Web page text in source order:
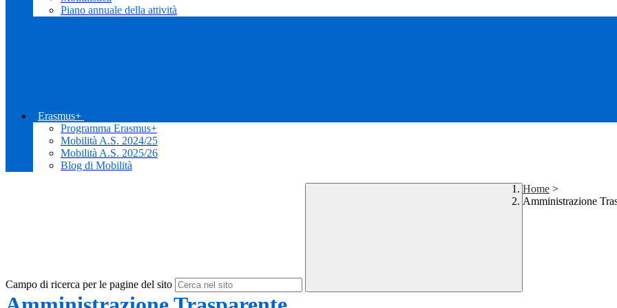
Piano annuale della attività
Erasmus+
Programma Erasmus+
Mobilità A.S. 2024/25
Mobilità A.S. 2025/26
Blog di Mobilità
Campo di ricerca per le pagine del sito
Home >
Amministrazione